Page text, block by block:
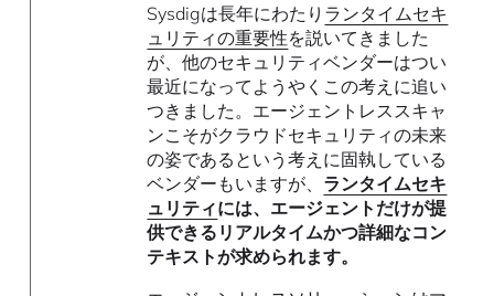
Sysdigは長年にわたり ランタイムセキ
ュリティの重要性を説いてきました
が、他のセキュリティベンダーはつい
最近になってようやくこの考えに追い
つきました。エージェントレススキャ
ンこそがクラウドセキュリティの未来
の姿であるという考えに固執している
ベンダーもいますが、 ランタイムセキ
ュリティには、エージェントだけが提
供できるリアルタイムかつ詳細なコン
テキストが求められます。